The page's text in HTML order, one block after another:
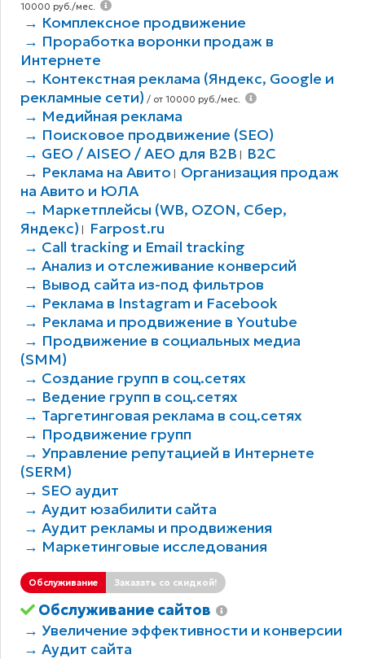
10000 руб./мес.
→ Комплексное продвижение
→ Проработка воронки продаж в
Интернете
→ Контекстная реклама (Яндекс, Google и
рекламные сети) / от 10000 руб./мес.
→ Медийная реклама
→ Поисковое продвижение (SEO)
→ GEO / AISEO / AEO для B2В
B2C
→ Реклама на Авито
Организация продаж
на Авито и ЮЛА
→ Маркетплейсы (WB, OZON, Сбер,
Яндекс)
Farpost.ru
→ Call tracking и Email tracking
→ Анализ и отслеживание конверсий
→ Вывод сайта из-под фильтров
→ Реклама в Instagram и Facebook
→ Реклама и продвижение в Youtube
→ Продвижение в социальных медиа
(SMM)
→ Создание групп в соц.сетях
→ Ведение групп в соц.сетях
→ Таргетинговая реклама в соц.сетях
→ Продвижение групп
→ Управление репутацией в Интернете
(SERM)
→ SEO аудит
→ Аудит юзабилити сайта
→ Аудит рекламы и продвижения
→ Маркетинговые исследования
Обслуживание Заказать со скидкой!
Обслуживание сайтов
→ Увеличение эффективности и конверсии
→ Аудит сайта